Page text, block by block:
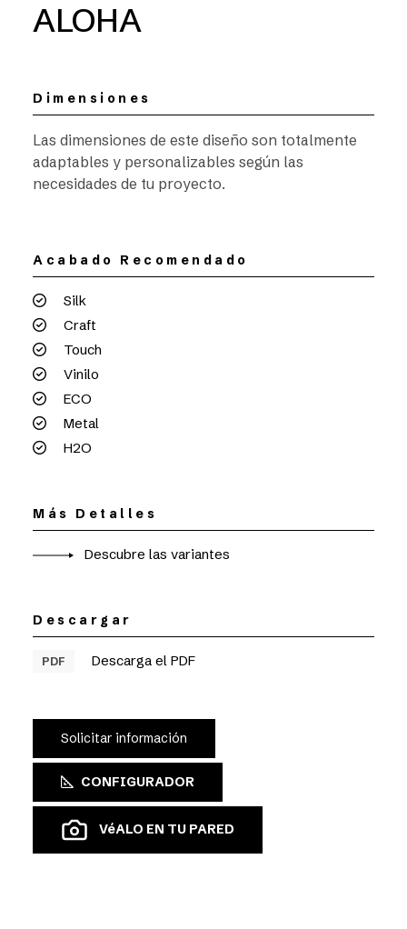
ALOHA
Dimensiones
Las dimensiones de este diseño son totalmente
adaptables y personalizables según las
necesidades de tu proyecto.
Acabado Recomendado
Silk
Craft
Touch
Vinilo
ECO
Metal
H2O
Más Detalles
Descubre las variantes
Descargar
PDF Descarga el PDF
Solicitar información
CONFIGURADOR
VéALO EN TU PARED